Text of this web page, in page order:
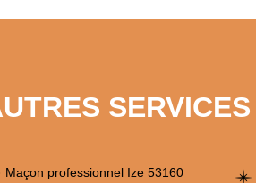
SERVICES
Maçon professionnel Ize 53160